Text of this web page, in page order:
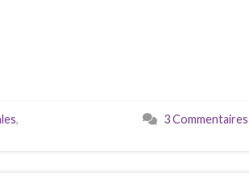
,
3 Commentaires